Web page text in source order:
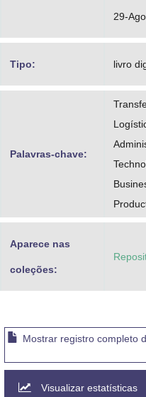
29-
Tipo: livro
Palavras-chave:
Aparece nas
coleções:
Mostrar registro completo
Visualizar estatísticas